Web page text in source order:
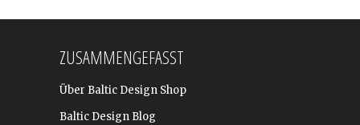
ZUSAMMENGEFASST
Über Baltic Design Shop
Baltic Design Blog